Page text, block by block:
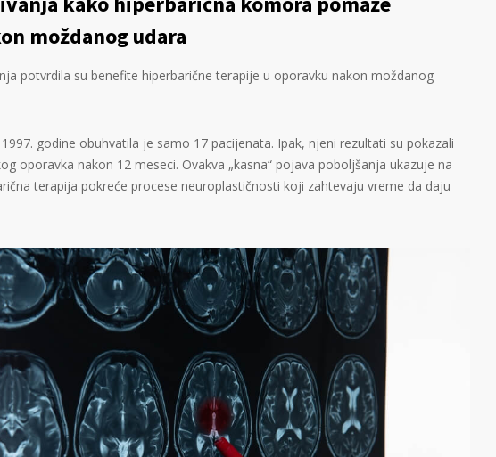
moždanog udara
potvrdila su benefite hiperbarične terapije u oporavku nakon moždanog
godine obuhvatila je samo 17 pacijenata. Ipak, njeni rezultati su pokazali
oporavka nakon 12 meseci. Ovakva „kasna“ pojava poboljšanja ukazuje na
terapija pokreće procese neuroplastičnosti koji zahtevaju vreme da daju